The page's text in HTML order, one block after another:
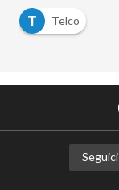
T
Telco
Seguici